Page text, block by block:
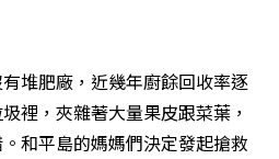
堆肥廠，近幾年廚餘回收率逐
裡，夾雜著大量果皮跟菜葉，
和平島的媽媽們決定發起搶救